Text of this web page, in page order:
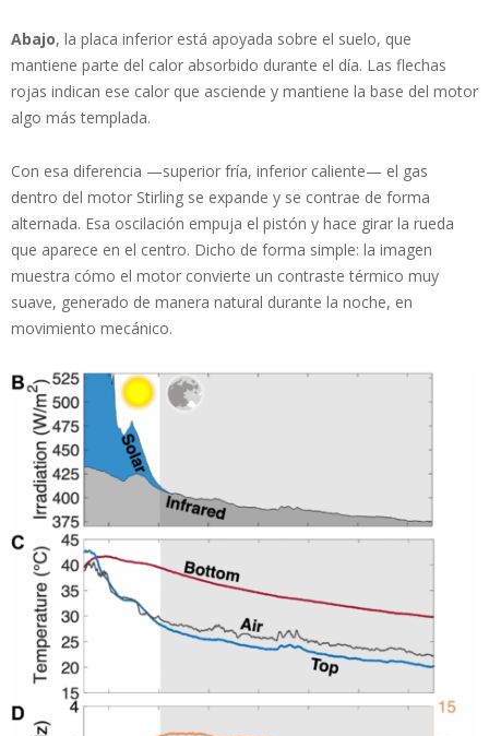
Abajo, la placa inferior está apoyada sobre el suelo, que
mantiene parte del calor absorbido durante el día. Las flechas
rojas indican ese calor que asciende y mantiene la base del motor
algo más templada.
Con esa diferencia —superior fría, inferior caliente— el gas
dentro del motor Stirling se expande y se contrae de forma
alternada. Esa oscilación empuja el pistón y hace girar la rueda
que aparece en el centro. Dicho de forma simple: la imagen
muestra cómo el motor convierte un contraste térmico muy
suave, generado de manera natural durante la noche, en
movimiento mecánico.